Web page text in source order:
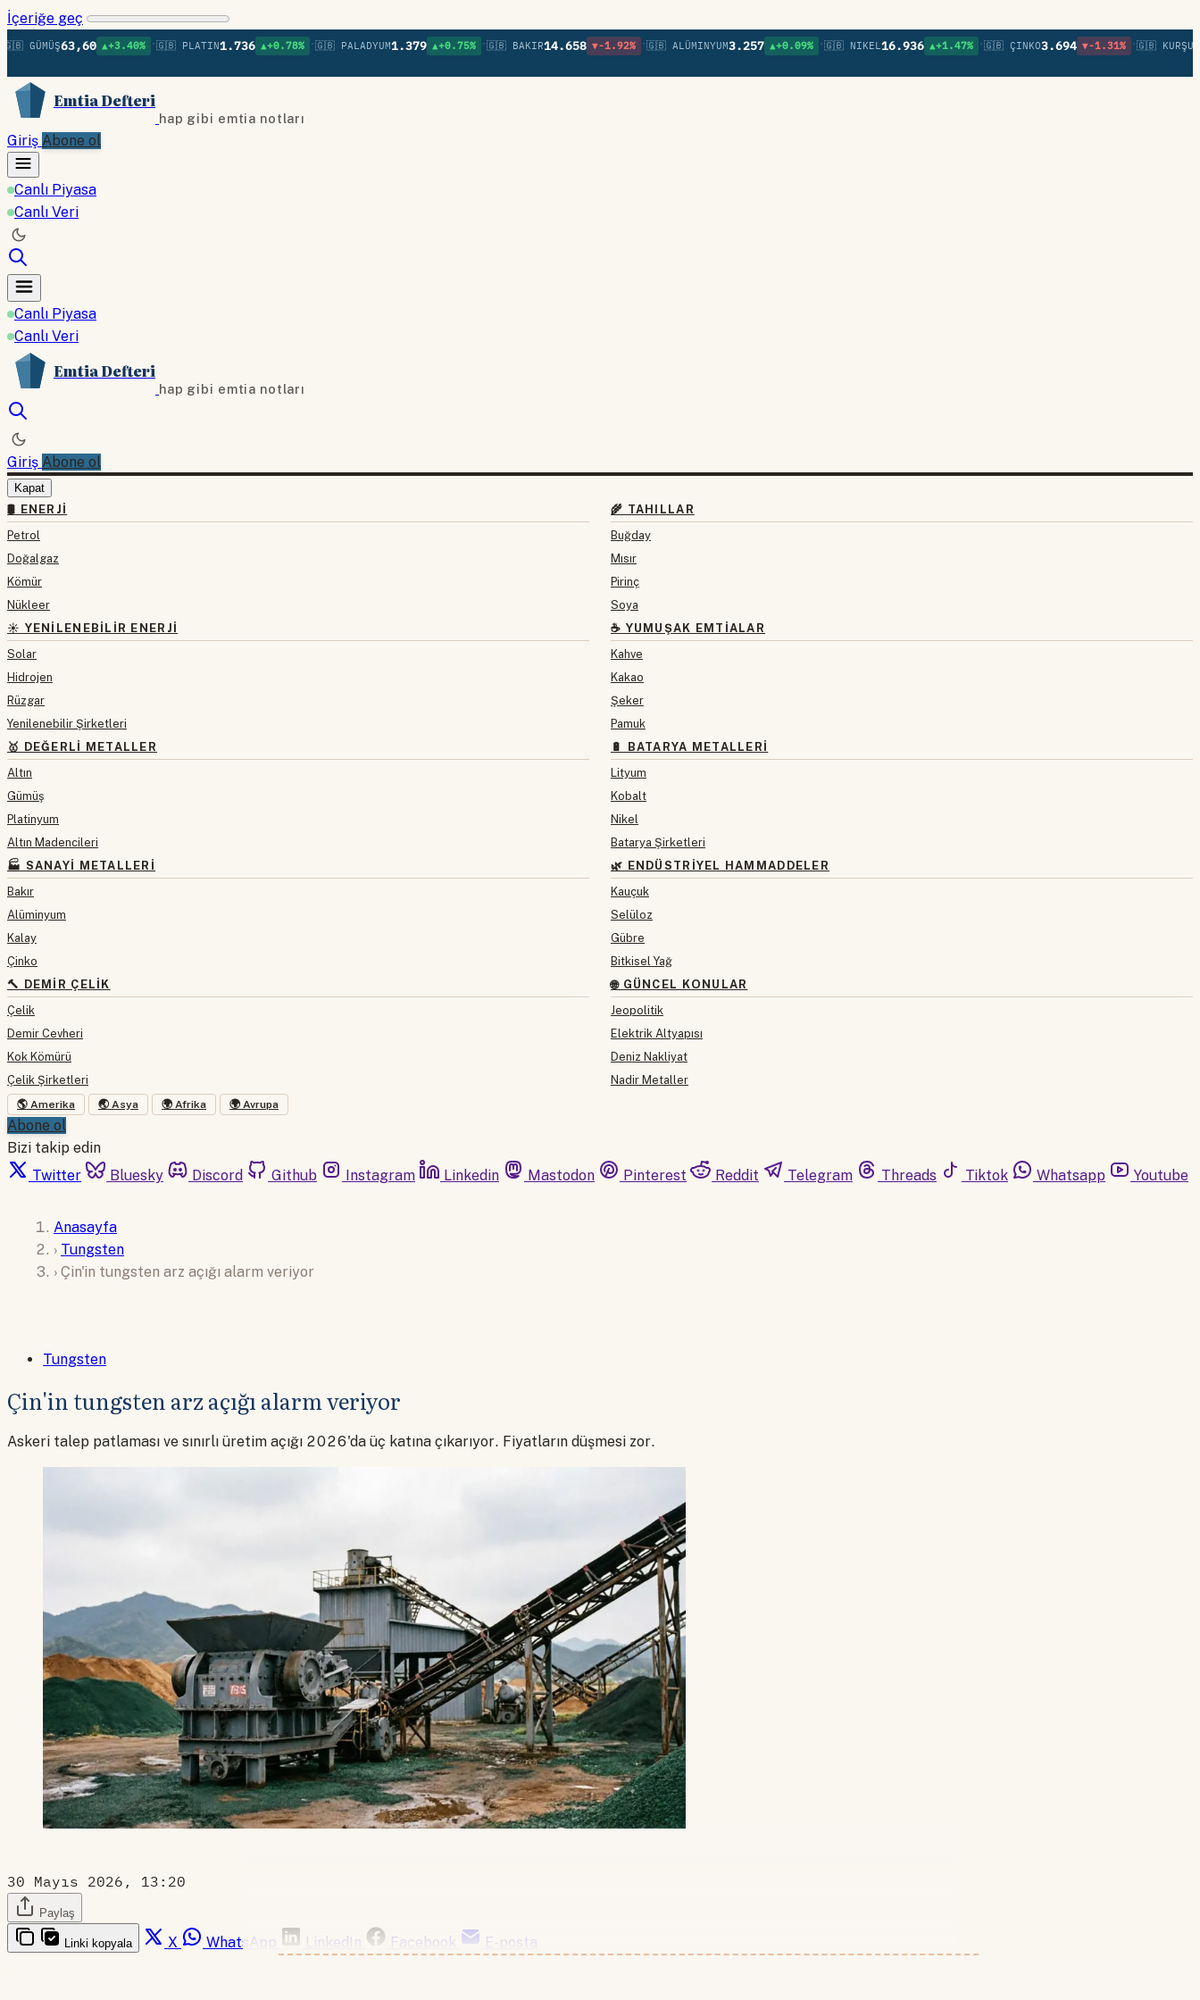
İçeriğe geç
63,60 ▲+3.40% •🇬🇧 PLATIN1.736 ▲+0.78% •🇬🇧 PALADYUM1.379 ▲+0.75% •🇬🇧 BAKIR14.658 ▼-1.92% •🇬🇧 ALÜMINYUM3.257 ▲+0.09% •🇬🇧 NIKEL16.936 ▲+1.47% •🇬🇧 ÇINKO3.694 ▼-1.31% •🇬🇧 KURŞUN
Emtia Defteri
hap gibi emtia notları
Giriş Abone ol
Canlı Piyasa
Canlı Veri
Canlı Piyasa
Canlı Veri
Emtia Defteri
hap gibi emtia notları
Giriş Abone ol
Kapat
🛢 ENERJI
Petrol
Doğalgaz
Kömür
Nükleer
☀️ YENILENEBILIR ENERJI
Solar
Hidrojen
Rüzgar
Yenilenebilir Şirketleri
🥇 DEĞERLI METALLER
Altın
Gümüş
Platinyum
Altın Madencileri
🏭 SANAYI METALLERI
Bakır
Alüminyum
Kalay
Çinko
🔨 DEMIR ÇELIK
Çelik
Demir Cevheri
Kok Kömürü
Çelik Şirketleri
🌾 TAHILLAR
Buğday
Mısır
Pirinç
Soya
☕ YUMUŞAK EMTIALAR
Kahve
Kakao
Şeker
Pamuk
🔋 BATARYA METALLERI
Lityum
Kobalt
Nikel
Batarya Şirketleri
🌿 ENDÜSTRIYEL HAMMADDELER
Kauçuk
Selüloz
Gübre
Bitkisel Yağ
🌐 GÜNCEL KONULAR
Jeopolitik
Elektrik Altyapısı
Deniz Nakliyat
Nadir Metaller
🌎 Amerika 🌏 Asya 🌍 Afrika 🌍 Avrupa
Abone ol
Bizi takip edin
Twitter
Bluesky Discord Github Instagram Linkedin Mastodon Pinterest Reddit Telegram Threads Tiktok Whatsapp Youtube
Anasayfa
› Tungsten
› Çin'in tungsten arz açığı alarm veriyor
Tungsten
Çin'in tungsten arz açığı alarm veriyor
Askeri talep patlaması ve sınırlı üretim açığı 2026'da üç katına çıkarıyor. Fiyatların düşmesi zor.
30 Mayıs 2026, 13:20
Paylaş
Linki kopyala X WhatsApp LinkedIn Facebook E-posta